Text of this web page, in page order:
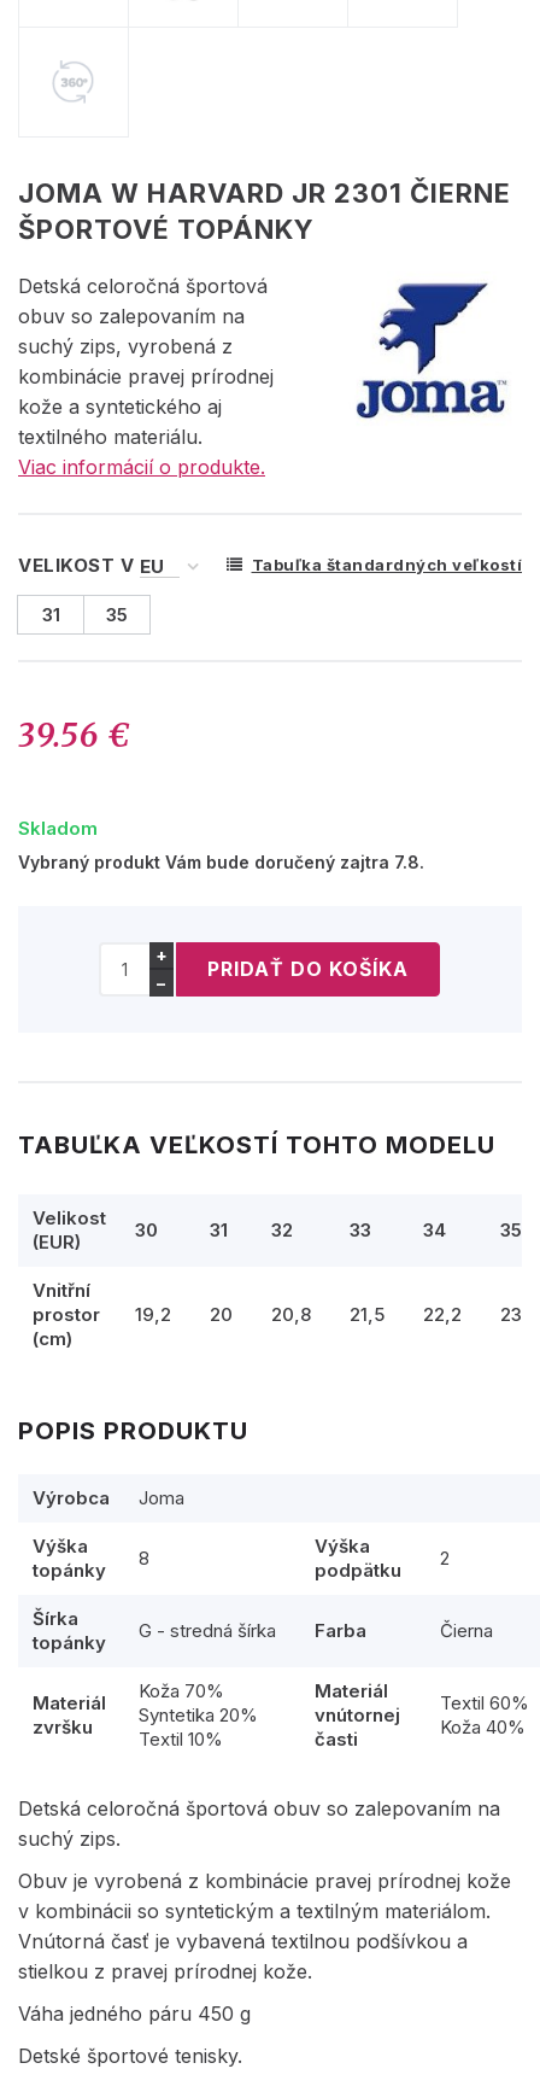
JOMA W HARVARD JR 2301 ČIERNE
ŠPORTOVÉ TOPÁNKY
Detská celoročná športová
obuv so zalepovaním na
suchý zips, vyrobená z
kombinácie pravej prírodnej
kože a syntetického aj
textilného materiálu.
Viac informácií o produkte.
VELIKOST V Tabuľka štandardných veľkostí
31 35
39.56 €
Skladom
Vybraný produkt Vám bude doručený zajtra 7.8.
+
−
TABUĽKA VEĽKOSTÍ TOHTO MODELU
Velikost
(EUR)
30 31 32 33 34 35
Vnitřní
prostor
(cm)
19,2 20 20,8 21,5 22,2 23
POPIS PRODUKTU
Výrobca Joma
Výška
topánky
8
Výška
podpätku
2
Šírka
topánky
G - stredná šírka Farba Čierna
Materiál
zvršku
Koža 70%
Syntetika 20%
Textil 10%
Materiál
vnútornej
časti
Textil 60%
Koža 40%
Detská celoročná športová obuv so zalepovaním na
suchý zips.
Obuv je vyrobená z kombinácie pravej prírodnej kože
v kombinácii so syntetickým a textilným materiálom.
Vnútorná časť je vybavená textilnou podšívkou a
stielkou z pravej prírodnej kože.
Váha jedného páru 450 g
Detské športové tenisky.